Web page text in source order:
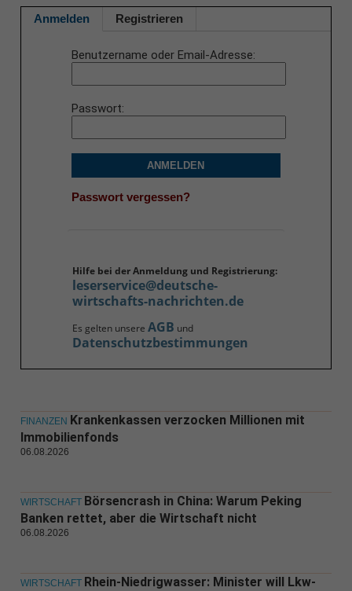
Anmelden Registrieren
Benutzername oder Email-Adresse
Passwort
ANMELDEN
Passwort vergessen?
Hilfe bei der Anmeldung und Registrierung:
leserservice@deutsche-
wirtschafts-nachrichten.de
Es gelten unsere AGB und
Datenschutzbestimmungen
FINANZEN Krankenkassen verzocken Millionen mit
Immobilienfonds
06.08.2026
WIRTSCHAFT Börsencrash in China: Warum Peking
Banken rettet, aber die Wirtschaft nicht
06.08.2026
WIRTSCHAFT Rhein-Niedrigwasser: Minister will Lkw-